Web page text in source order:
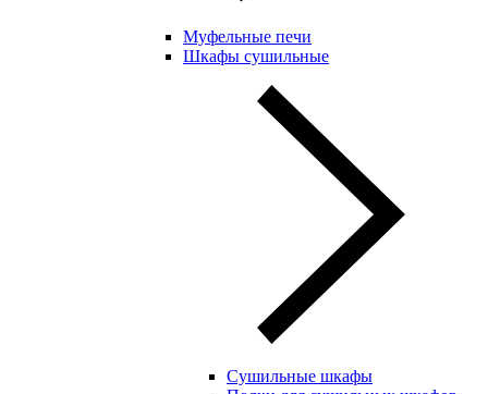
Муфельные печи
Шкафы сушильные
Сушильные шкафы